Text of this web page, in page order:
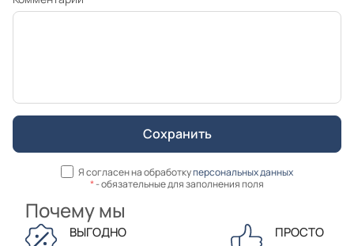
Я согласен на обработкуперсональных данных
*- обязательные для заполнения поля
Почему мы
ВЫГОДНО ПРОСТО